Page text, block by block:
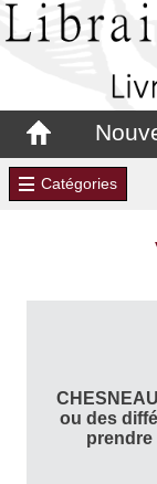
Catégories
ou des
prendre